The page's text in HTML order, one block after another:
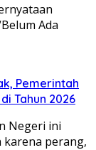
Ada
Pemerintah
Tahun 2026
Negeri ini
karena perang,